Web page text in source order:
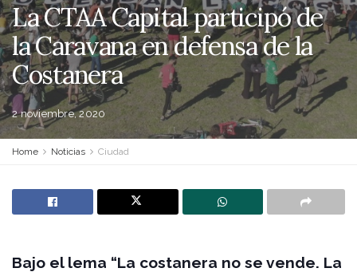
La CTAA Capital participó de
la Caravana en defensa de la
Costanera
2 noviembre, 2020
Home Noticias Ciudad
Bajo el lema “La costanera no se vende. La